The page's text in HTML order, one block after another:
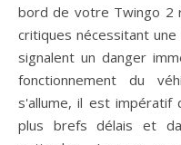
bord de votre Twingo 2
critiques nécessitant
signalent un danger
fonctionnement du
s'allume, il est impératif
plus brefs délais et